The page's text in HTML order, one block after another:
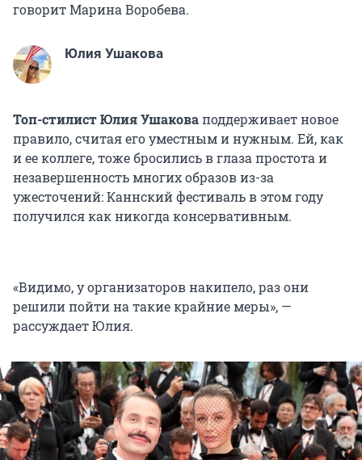
говорит Марина Воробева.
Юлия Ушакова
Топ-стилист Юлия Ушаковаподдерживает новое
правило, считая его уместным и нужным. Ей, как
и ее коллеге, тоже бросились в глаза простота и
незавершенность многих образов из-за
ужесточений: Каннский фестиваль в этом году
получился как никогда консервативным.
«Видимо, у организаторов накипело, раз они
решили пойти на такие крайние меры», —
рассуждает Юлия.